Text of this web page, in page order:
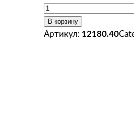
К
о
л
В корзину
Артикул: 12180.40